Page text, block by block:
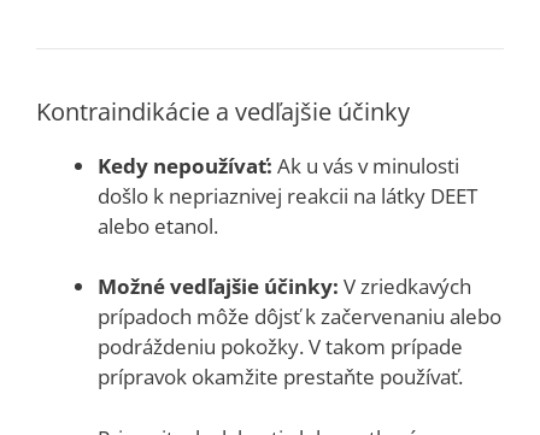
Kontraindikácie a vedľajšie účinky
Kedy nepoužívať: Ak u vás v minulosti
došlo k nepriaznivej reakcii na látky DEET
alebo etanol.
Možné vedľajšie účinky: V zriedkavých
prípadoch môže dôjsť k začervenaniu alebo
podráždeniu pokožky. V takom prípade
prípravok okamžite prestaňte používať.